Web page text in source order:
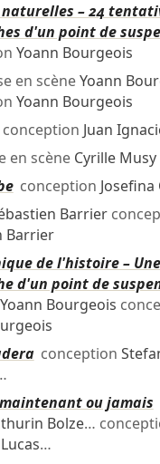
– 24
d'un point de
Yoann Bourgeois
en scèneYoann
Yoann Bourgeois
Juan
en scène Cyrille Musy
conception Josefina
Barrier
Barrier
de l'histoire –
d'un point de
Yoann Bourgeois
conception
ou jamais
Bolze…
…